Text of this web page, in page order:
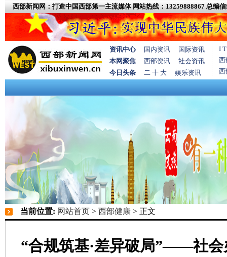
西部新闻网：打造中国西部第一主流媒体 网站热线：13259888867 总编信
资讯中心 国内资讯
国际资讯
本网聚焦
西部资讯
社会资讯
今日头条
二 十 大 娱乐资讯
I
西
西
当前位置: 网站首页 > 西部健康 > 正文
“合规筑基·差异破局”——社会